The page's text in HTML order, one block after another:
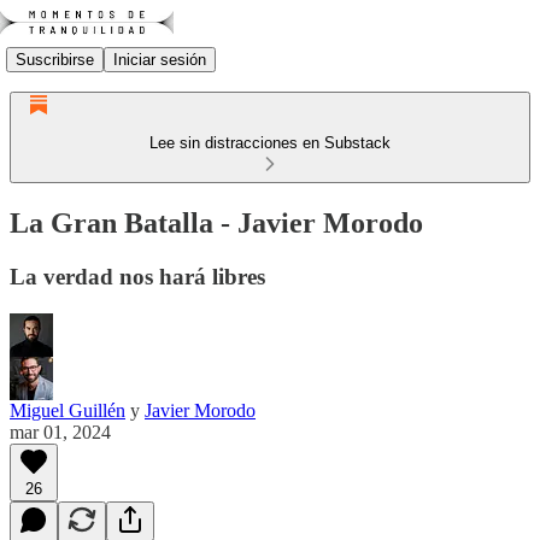
Suscribirse Iniciar sesión
Lee sin distracciones en Substack
La Gran Batalla - Javier Morodo
La verdad nos hará libres
Miguel Guillén y Javier Morodo
mar 01, 2024
26